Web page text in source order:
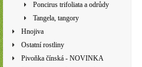
Poncirus trifoliata a odrůdy
Tangela, tangory
Hnojiva
Ostatní rostliny
Pivoňka čínská - NOVINKA